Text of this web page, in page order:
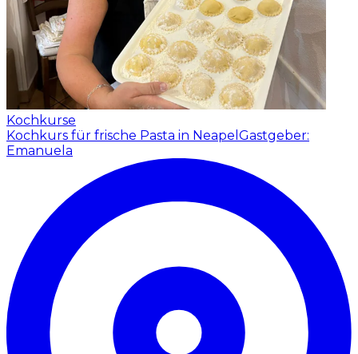
Kochkurse
Kochkurs für frische Pasta in Neapel Gastgeber:
Emanuela